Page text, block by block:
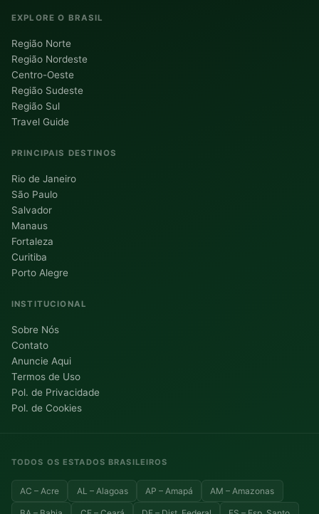
EXPLORE O BRASIL
Região Norte
Região Nordeste
Centro-Oeste
Região Sudeste
Região Sul
Travel Guide
PRINCIPAIS DESTINOS
Rio de Janeiro
São Paulo
Salvador
Manaus
Fortaleza
Curitiba
Porto Alegre
INSTITUCIONAL
Sobre Nós
Contato
Anuncie Aqui
Termos de Uso
Pol. de Privacidade
Pol. de Cookies
TODOS OS ESTADOS BRASILEIROS
AC – Acre AL – Alagoas AP – Amapá AM – Amazonas